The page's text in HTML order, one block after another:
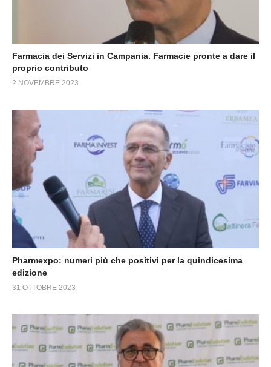
Farmacia dei Servizi in Campania. Farmacie pronte a dare il
proprio contributo
2 NOVEMBRE 2023
Pharmexpo: numeri più che positivi per la quindicesima
edizione
31 OTTOBRE 2023